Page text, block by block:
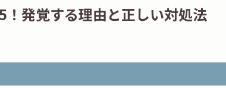
発覚する理由と正しい対処法